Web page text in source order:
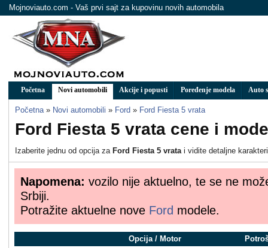
Mojnoviauto.com - Vaš prvi sajt za kupovinu novih automobila
Početna Novi automobili Akcije i popusti Poređenje modela Auto
Početna » Novi automobili » Ford » Ford Fiesta 5 vrata
Ford Fiesta 5 vrata cene i
Izaberite jednu od opcija za Ford Fiesta 5 vratai vidite detaljne
Napomena: vozilo nije aktuelno, te se ne
Srbiji.
Potražite aktuelne nove Ford modele.
Opcija / Motor